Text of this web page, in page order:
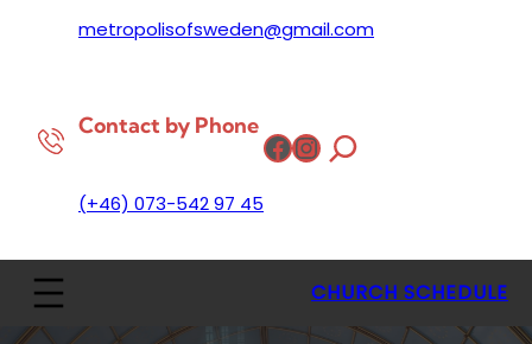
metropolisofsweden@gmail.com
Contact by Phone
(+46) 073-542 97 45
Facebook
Instagram
CHURCH SCHEDULE